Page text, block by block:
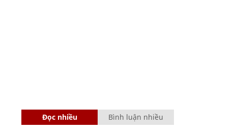
Đọc nhiều Bình luận nhiều